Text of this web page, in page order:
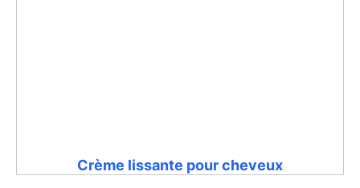
Crème lissante pour cheveux